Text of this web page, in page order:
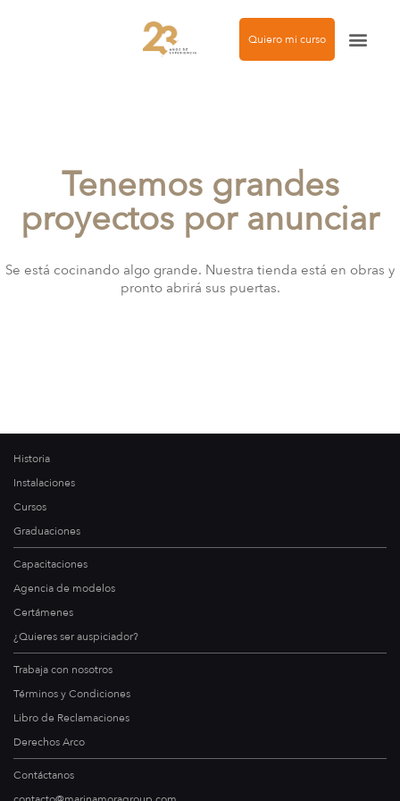
Quiero mi curso
Tenemos grandes
proyectos por anunciar
Se está cocinando algo grande. Nuestra tienda está en obras y
pronto abrirá sus puertas.
Historia
Instalaciones
Cursos
Graduaciones
Capacitaciones
Agencia de modelos
Certámenes
¿Quieres ser auspiciador?
Trabaja con nosotros
Términos y Condiciones
Libro de Reclamaciones
Derechos Arco
Contáctanos